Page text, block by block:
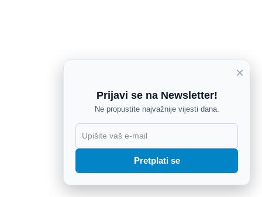
×
Prijavi se na Newsletter!
Ne propustite najvažnije vijesti dana.
Pretplati se